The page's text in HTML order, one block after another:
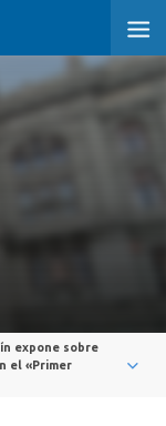
expone sobre
el «Primer